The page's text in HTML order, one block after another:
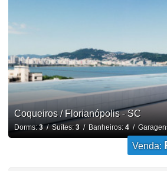
Coqueiros / Florianópolis - SC
Dorms:3/ Suítes: 3/ Banheiros: 4/
Venda: